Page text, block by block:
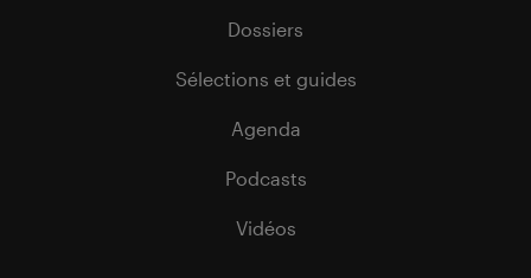
Dossiers
Sélections et guides
Agenda
Podcasts
Vidéos